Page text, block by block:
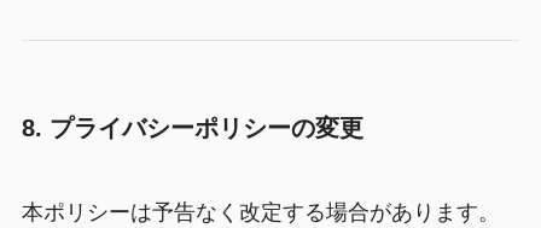
8. プライバシーポリシーの変更
本ポリシーは予告なく改定する場合があります。